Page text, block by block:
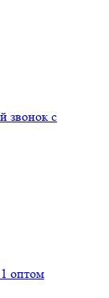
звонок с
оптом